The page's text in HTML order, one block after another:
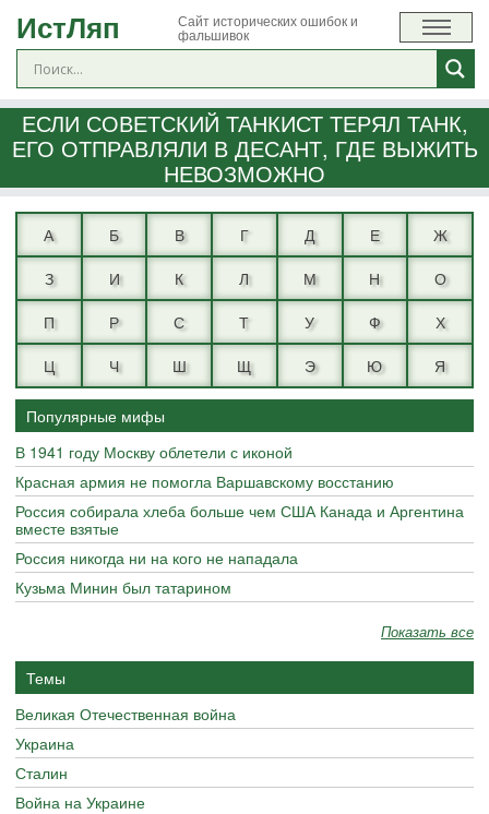
ИстЛяп Сайт исторических ошибок и
фальшивок
ЕСЛИ СОВЕТСКИЙ ТАНКИСТ ТЕРЯЛ ТАНК,
ЕГО ОТПРАВЛЯЛИ В ДЕСАНТ, ГДЕ ВЫЖИТЬ
НЕВОЗМОЖНО
А Б В Г Д Е
Ж
З
И К Л М Н
О
П
Р С Т У Ф
Х
Ц
Ч Ш Щ Э Ю Я
Популярные мифы
В 1941 году Москву облетели с иконой
Красная армия не помогла Варшавскому восстанию
Россия собирала хлеба больше чем США Канада и Аргентина
вместе взятые
Россия никогда ни на кого не нападала
Кузьма Минин был татарином
Показать все
Темы
Великая Отечественная война
Украина
Сталин
Война на Украине